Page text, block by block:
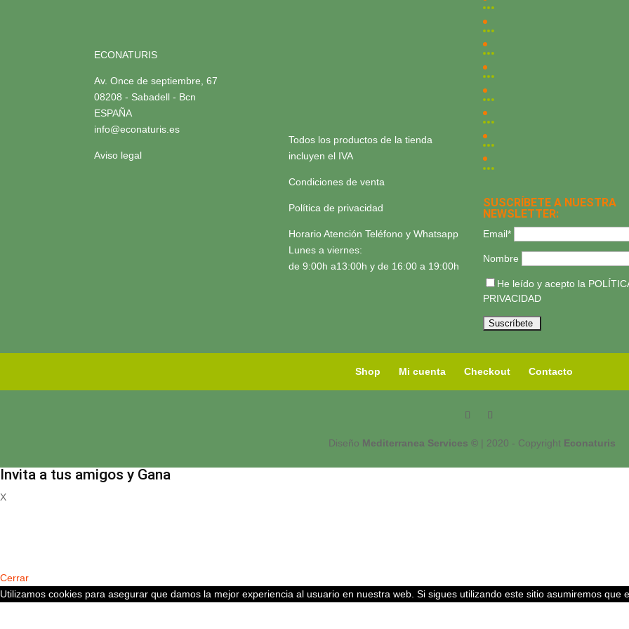
ECONATURIS
Av. Once de septiembre, 67
08208 - Sabadell - Bcn
ESPAÑA
info@econaturis.es
Aviso legal
Todos los productos de la tienda
incluyen el IVA
Condiciones de venta
Política de privacidad
Horario Atención Teléfono y Whatsapp
Lunes a viernes:
de 9:00h a13:00h y de 16:00 a 19:00h
SUSCRÍBETE A NUESTRA
NEWSLETTER:
Email*
Nombre
He leído y acepto la
PRIVACIDAD
Shop Mi cuenta Checkout Contacto
Diseño Mediterranea Services ©| 2020 - Copyright Econaturis
Invita a tus amigos y Gana
X
Cerrar
Utilizamos cookies para asegurar que damos la mejor experiencia al usuario en nuestra web. Si sigues utilizando este sitio asumiremos que